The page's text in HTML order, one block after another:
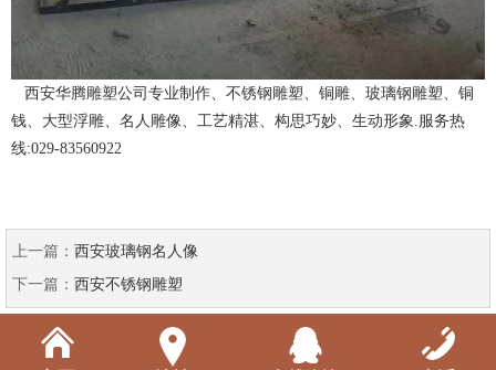
西安华腾雕塑公司专业制作、不锈钢雕塑、铜雕、玻璃钢雕塑、铜
钱、大型浮雕、名人雕像、工艺精湛、构思巧妙、生动形象.服务热
线:029-83560922
上一篇： 西安玻璃钢名人像
下一篇： 西安不锈钢雕塑